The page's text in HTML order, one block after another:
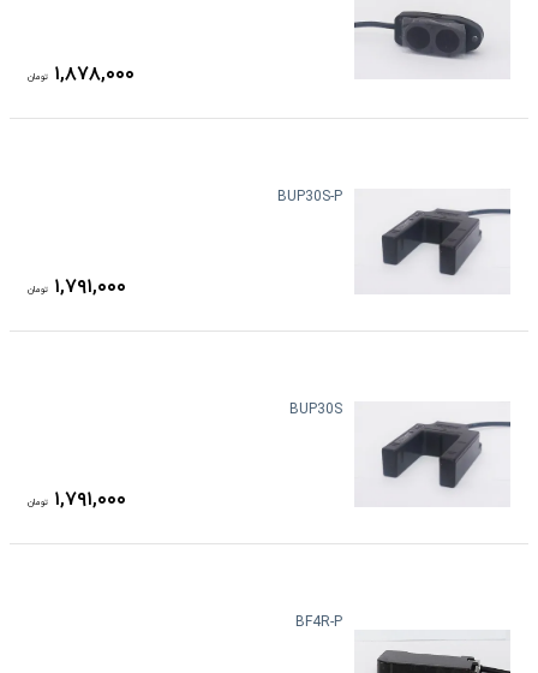
۱,۸۷۸,۰۰۰ تومان
BUP30S-P
۱,۷۹۱,۰۰۰ تومان
BUP30S
۱,۷۹۱,۰۰۰ تومان
BF4R-P